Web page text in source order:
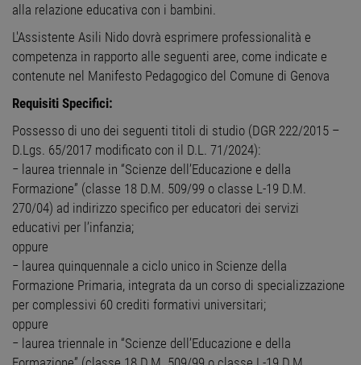
alla relazione educativa con i bambini.
L'Assistente Asili Nido dovrà esprimere professionalità e
competenza in rapporto alle seguenti aree, come indicate e
contenute nel Manifesto Pedagogico del Comune di Genova
Requisiti Specifici:
Possesso di uno dei seguenti titoli di studio (DGR 222/2015 –
D.Lgs. 65/2017 modificato con il D.L. 71/2024):
− laurea triennale in “Scienze dell’Educazione e della
Formazione” (classe 18 D.M. 509/99 o classe L-19 D.M.
270/04) ad indirizzo specifico per educatori dei servizi
educativi per l’infanzia;
oppure
− laurea quinquennale a ciclo unico in Scienze della
Formazione Primaria, integrata da un corso di specializzazione
per complessivi 60 crediti formativi universitari;
oppure
− laurea triennale in “Scienze dell’Educazione e della